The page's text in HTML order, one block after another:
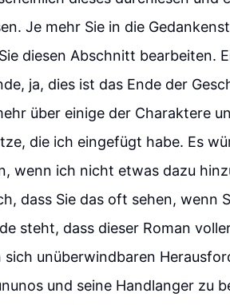
Je mehr Sie in die
diesen Abschnitt bearbeiten.
ja, dies ist das Ende der
über einige der Charaktere
die ich eingefügt habe. Es
wenn ich nicht etwas dazu
dass Sie das oft sehen, wenn
steht, dass dieser Roman
sich unüberwindbaren
und seine Handlanger zu